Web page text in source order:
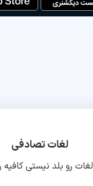
لغات تصادفی
رو بلد نیستی